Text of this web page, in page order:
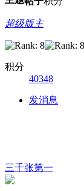
超级版主
积分
40348
发消息
三千张第一